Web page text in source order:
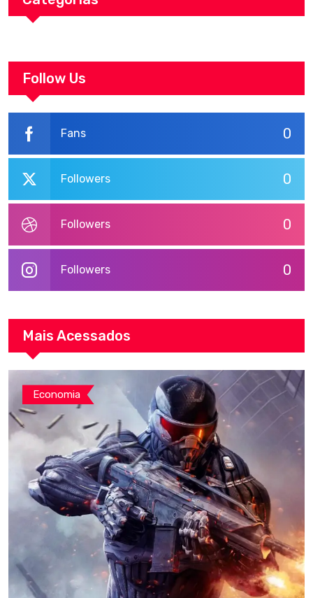
Follow Us
0
Fans
0
Followers
0
Followers
0
Followers
Mais Acessados
Economia